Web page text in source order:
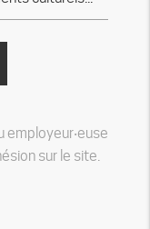
employeur‧euse
sur le site.